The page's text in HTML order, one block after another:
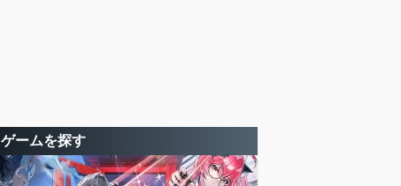
ゲームを探す